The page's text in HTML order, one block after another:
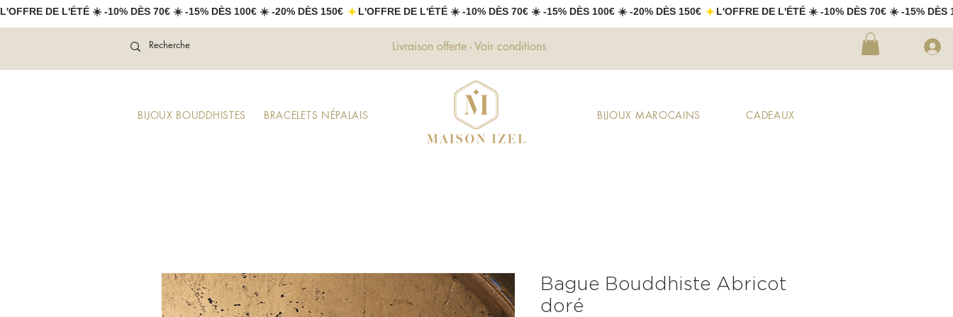
Livraison offerte - Voir conditions
L'OFFRE DE L'ÉTÉ ☀️ -10% DÈS 70€ ☀️ -15% DÈS 100€ ☀️ -20% DÈS 150€
BIJOUX BOUDDHISTES BRACELETS NÉPALAIS BIJOUX MAROCAINS CADEAUX
Bague Bouddhiste Abricot
doré